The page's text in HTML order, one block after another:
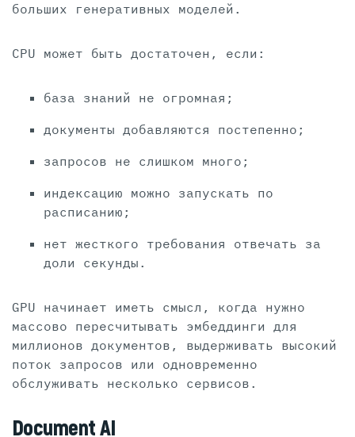
больших генеративных моделей.
CPU может быть достаточен, если:
база знаний не огромная;
документы добавляются постепенно;
запросов не слишком много;
индексацию можно запускать по
расписанию;
нет жесткого требования отвечать за
доли секунды.
GPU начинает иметь смысл, когда нужно
массово пересчитывать эмбеддинги для
миллионов документов, выдерживать высокий
поток запросов или одновременно
обслуживать несколько сервисов.
Document AI